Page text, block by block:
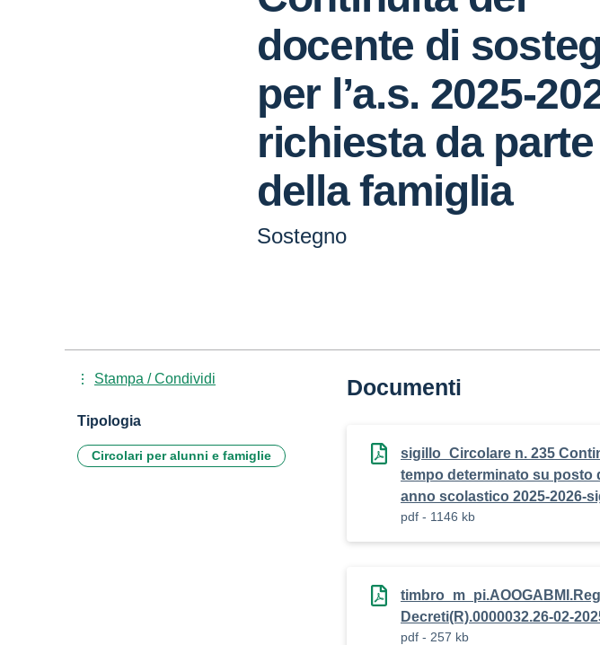
docente di
per l’a.s. 2025-
richiesta da parte
della famiglia
Sostegno
Documenti
sigillo_Circolare n. 235
tempo determinato su posto
anno scolastico 2025-2026-
pdf - 1146 kb
Decreti(R).0000032.26-02-
pdf - 257 kb
Stampa / Condividi
Tipologia
Circolari per alunni e famiglie